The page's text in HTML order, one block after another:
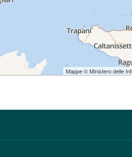
Mappe © Ministero delle